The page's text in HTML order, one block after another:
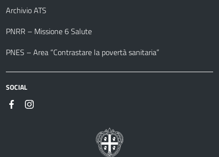
Archivio ATS
PNRR – Missione 6 Salute
PNES – Area “Contrastare la povertà sanitaria”
SOCIAL